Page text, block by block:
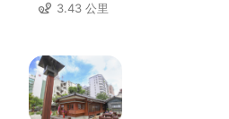
3.43 公里